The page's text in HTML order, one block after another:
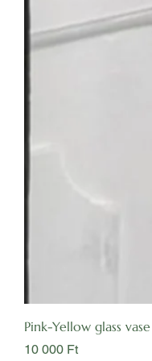
Pink-Yellow glass vase
Ár
10 000 Ft